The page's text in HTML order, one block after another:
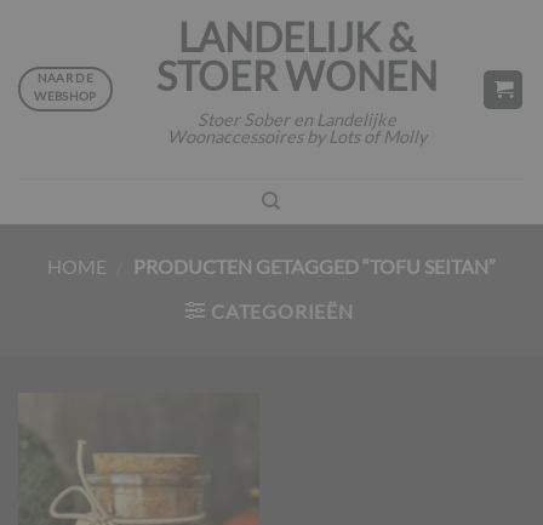
inhoud
LANDELIJK &
STOER WONEN
Stoer Sober en Landelijke
Woonaccessoires by Lots of Molly
NAAR DE
WEBSHOP
HOME
PRODUCTEN GETAGGED “TOFU SEITAN”
CATEGORIEËN